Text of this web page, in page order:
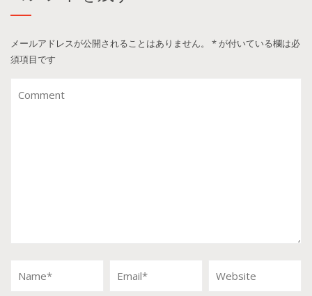
メールアドレスが公開されることはありません。 * が付いている欄は必
須項目です